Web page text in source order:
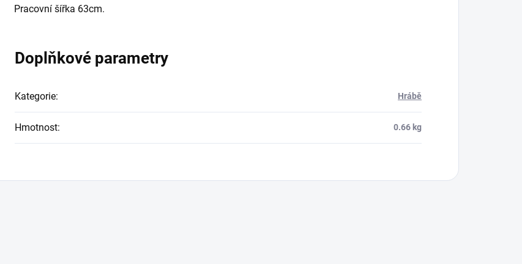
Pracovní šířka 63cm.
Doplňkové parametry
Kategorie: Hrábě
Hmotnost: 0.66 kg